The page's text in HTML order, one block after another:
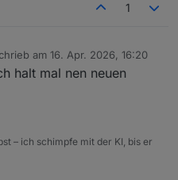
1
am 16. Apr. 2026, 16:20
editiert von
halt mal nen neuen
– ich schimpfe mit der KI, bis er